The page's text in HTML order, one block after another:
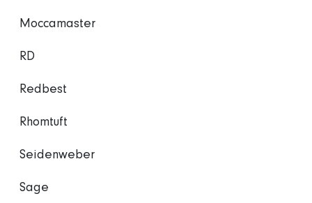
Moccamaster
RD
Redbest
Rhomtuft
Seidenweber
Sage